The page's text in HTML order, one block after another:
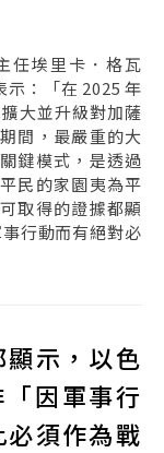
任埃里卡．格瓦
：「在 2025 年
大並升級對加薩
間，最嚴重的大
鍵模式，是透過
民的家園夷為平
取得的證據都顯
行動而有絕對必
示，以色
因軍事行
須作為戰